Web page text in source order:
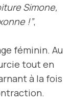
Simone,
!”,
féminin. Au
tout en
à la fois